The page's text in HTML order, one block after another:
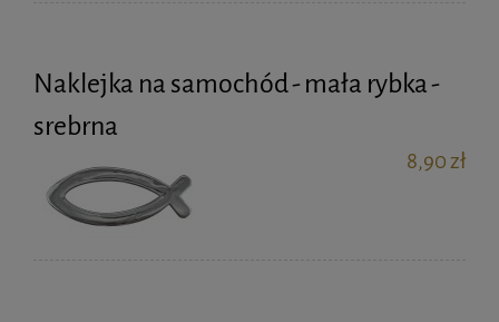
Naklejka na samochód - mała rybka -
srebrna
8,90 zł